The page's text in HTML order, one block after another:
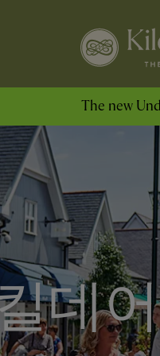
The new
데